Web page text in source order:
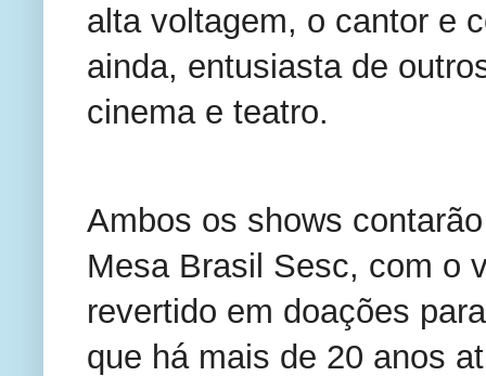
alta voltagem, o cantor e
ainda, entusiasta de
cinema e teatro.
Ambos os shows
Mesa Brasil Sesc, com o
revertido em doações
que há mais de 20 anos